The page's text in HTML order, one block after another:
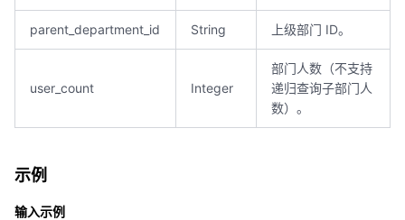
parent_department_id String 上级部门 ID。
user_count Integer
部门人数（不支持
递归查询子部门人
数）。
示例
输入示例